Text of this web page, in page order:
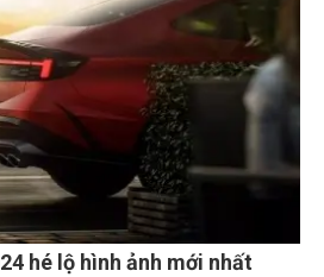
hé lộ hình ảnh mới nhất